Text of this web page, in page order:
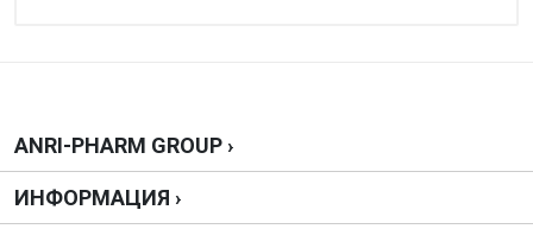
Написать отзыв
Оценка
ANRI-PHARM GROUP ›
ИНФОРМАЦИЯ ›